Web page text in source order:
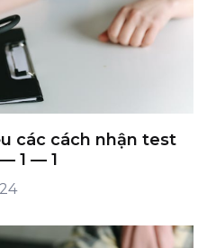
các cách nhận test
1 — 1